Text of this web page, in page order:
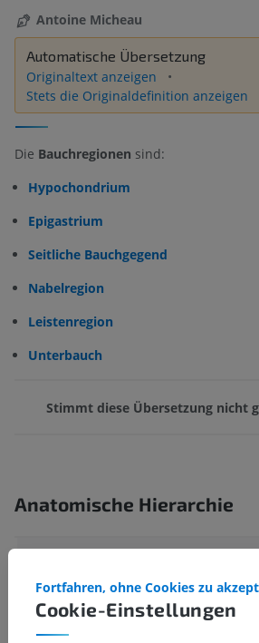
Antoine Micheau
Automatische Übersetzung
Originaltext anzeigen
Stets die Originaldefinition anzeigen
Die Bauchregionen sind:
Hypochondrium
Epigastrium
Seitliche Bauchgegend
Nabelregion
Leistenregion
Unterbauch
Stimmt diese Übersetzung nicht
Anatomische Hierarchie
Anatomie des Menschen 1
Cookie-Einstellungen
Fortfahren, ohne Cookies zu